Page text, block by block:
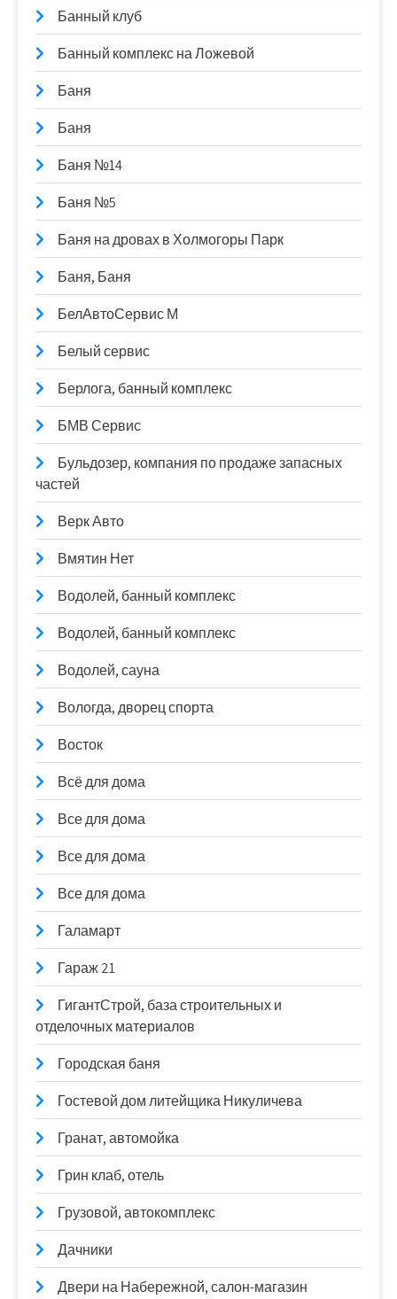
Банный клуб
Банный комплекс на Ложевой
Баня
Баня
Баня №14
Баня №5
Баня на дровах в Холмогоры Парк
Баня, Баня
БелАвтоСервис М
Белый сервис
Берлога, банный комплекс
БМВ Сервис
Бульдозер, компания по продаже запасных
частей
Верк Авто
Вмятин Нет
Водолей, банный комплекс
Водолей, банный комплекс
Водолей, сауна
Вологда, дворец спорта
Восток
Всё для дома
Все для дома
Все для дома
Все для дома
Галамарт
Гараж 21
ГигантСтрой, база строительных и
отделочных материалов
Городская баня
Гостевой дом литейщика Никуличева
Гранат, автомойка
Грин клаб, отель
Грузовой, автокомплекс
Дачники
Двери на Набережной, салон-магазин